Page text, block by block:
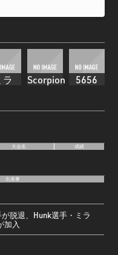
ラ Scorpion 5656
大会名 成績
出来事
脱退、Hunk選手・ミラ
加入